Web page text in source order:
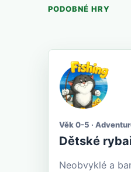
PODOBNÉ HRY
Věk 0-5 ·
Dětské
Neobvyklé a